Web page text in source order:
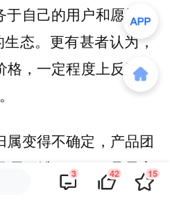
自己的用户和愿景，
态。更有甚者认为，
，一定程度上反应了
属变得不确定，产品团
属于谁，follow 是最安
经验证过的功能，不会
3 42 15